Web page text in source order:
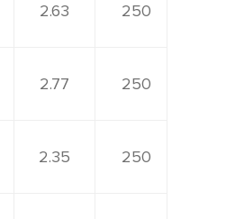
2.63 250
2.77 250
2.35 250